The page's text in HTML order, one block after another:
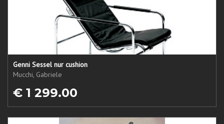
Genni Sessel nur cushion
Mucchi, Gabriele
€ 1 299.00